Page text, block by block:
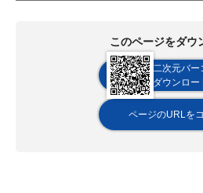
このページをダウ
二次元バー
ダウンロー
ページのURLを